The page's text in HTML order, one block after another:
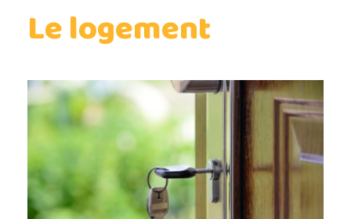
Le logement